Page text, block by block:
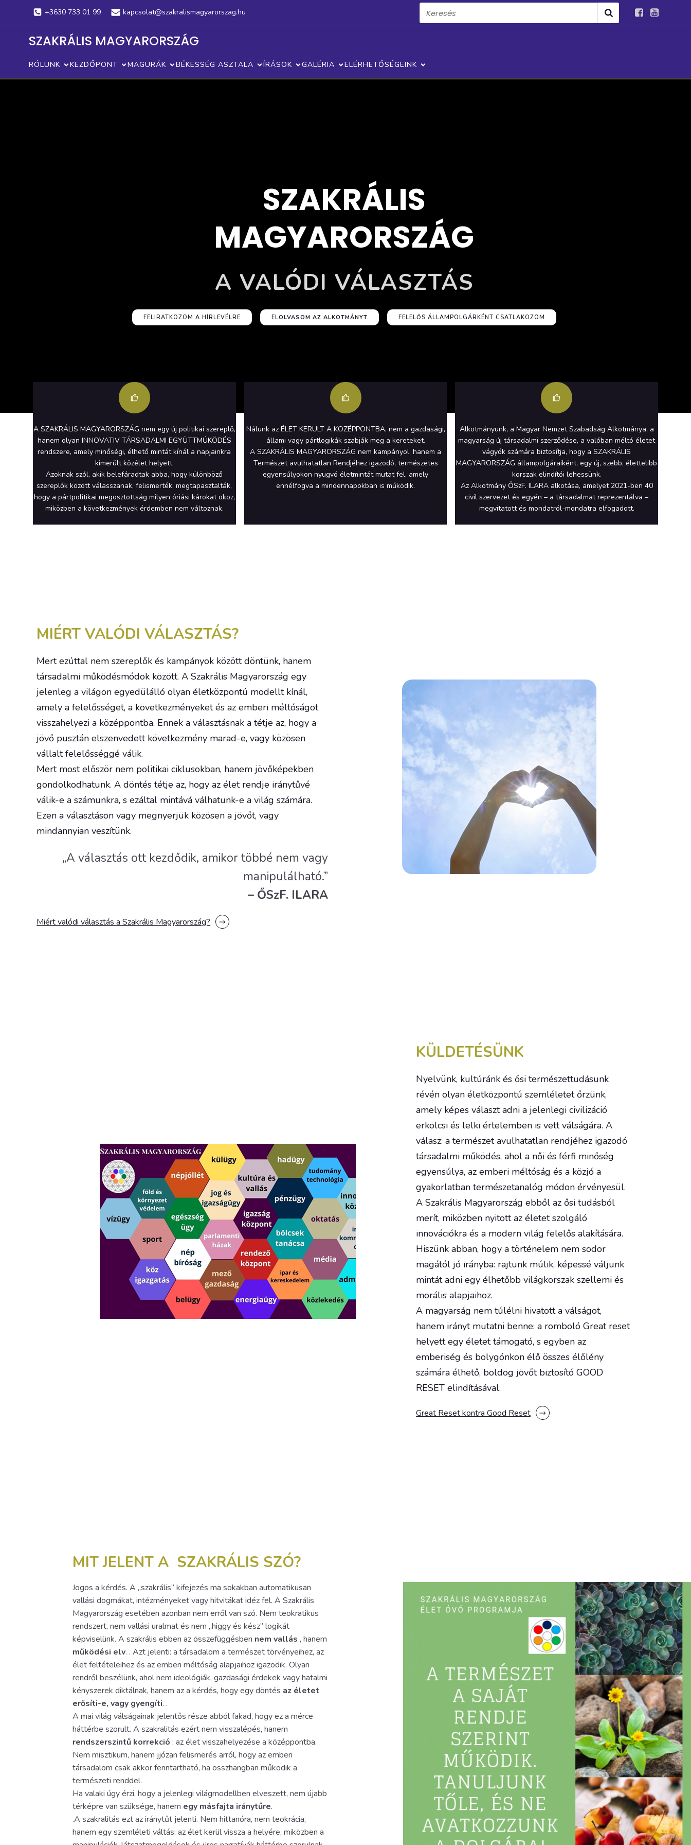
+3630 733 01 99 kapcsolat@szakralismagyarorszag.hu
SZAKRÁLIS MAGYARORSZÁG
RÓLUNK KEZDŐPONT MAGURÁK BÉKESSÉG ASZTALA ÍRÁSOK GALÉRIA ELÉRHETŐSÉGEINK
SZAKRÁLIS
MAGYARORSZÁG
A VALÓDI VÁLASZTÁS
FELIRATKOZOM A HÍRLEVÉLRE ELOLVASOM AZ ALKOTMÁNYT FELELŐS ÁLLAMPOLGÁRKÉNT CSATLAKOZOM
A SZAKRÁLIS MAGYARORSZÁG nem egy új politikai szereplő,
hanem olyan INNOVATIV TÁRSADALMI EGYÜTTMÚKÖDÉS
rendszere, amely minőségi, élhető mintát kínál a napjainkra
kimerült közélet helyett.
Azoknak szól, akik belefáradtak abba, hogy különböző
szereplők között válasszanak, felismerték, megtapasztalták,
hogy a pártpolitikai megosztottság milyen óriási károkat okoz,
miközben a következmények érdemben nem változnak.
Nálunk az ÉLET KERÜLT A KÖZÉPPONTBA, nem a gazdasági,
állami vagy pártlogikák szabják meg a kereteket.
A SZAKRÁLIS MAGYARORSZÁG nem kampányol, hanem a
Természet avulhatatlan Rendjéhez igazodó, természetes
egyensúlyokon nyugvó életmintát mutat fel, amely
ennélfogva a mindennapokban is működik.
Alkotmányunk, a Magyar Nemzet Szabadság Alkotmánya, a
magyarság új társadalmi szerződése, a valóban méltó életet
vágyók számára biztosítja, hogy a SZAKRÁLIS
MAGYARORSZÁG állampolgáraiként, egy új, szebb, élettelibb
korszak elindítói lehessünk.
Az Alkotmány ŐSzF. ILARA alkotása, amelyet 2021-ben 40
civil szervezet és egyén – a társadalmat reprezentálva –
megvitatott és mondatról-mondatra elfogadott.
MIÉRT VALÓDI VÁLASZTÁS?
Mert ezúttal nem szereplők és kampányok között döntünk, hanem
társadalmi működésmódok között. A Szakrális Magyarország egy
jelenleg a világon egyedülálló olyan életközpontú modellt kínál,
amely a felelősséget, a következményeket és az emberi méltóságot
visszahelyezi a középpontba. Ennek a választásnak a tétje az, hogy a
jövő pusztán elszenvedett következmény marad-e, vagy közösen
vállalt felelősséggé válik.
Mert most először nem politikai ciklusokban, hanem jövőképekben
gondolkodhatunk. A döntés tétje az, hogy az élet rendje iránytűvé
válik-e a számunkra, s ezáltal mintává válhatunk-e a világ számára.
Ezen a választáson vagy megnyerjük közösen a jövőt, vagy
mindannyian veszítünk.
„A választás ott kezdődik, amikor többé nem vagy
manipulálható.”
– ŐSzF. ILARA
Miért valódi választás a Szakrális Magyarország?
KÜLDETÉSÜNK
Nyelvünk, kultúránk és ősi természettudásunk
révén olyan életközpontú szemléletet őrzünk,
amely képes választ adni a jelenlegi civilizáció
erkölcsi és lelki értelemben is vett válságára. A
válasz: a természet avulhatatlan rendjéhez igazodó
társadalmi működés, ahol a női és férfi minőség
egyensúlya, az emberi méltóság és a közjó a
gyakorlatban természetanalóg módon érvényesül.
A Szakrális Magyarország ebből az ősi tudásból
merít, miközben nyitott az életet szolgáló
innovációkra és a modern világ felelős alakítására.
Hiszünk abban, hogy a történelem nem sodor
magától jó irányba: rajtunk múlik, képessé váljunk
mintát adni egy élhetőbb világkorszak szellemi és
morális alapjaihoz.
A magyarság nem túlélni hivatott a válságot,
hanem irányt mutatni benne: a romboló Great reset
helyett egy életet támogató, s egyben az
emberiség és bolygónkon élő összes élőlény
számára élhető, boldog jövőt biztosító GOOD
RESET elindításával.
Great Reset kontra Good Reset
MIT JELENT A SZAKRÁLIS SZÓ?
Jogos a kérdés. A „szakrális” kifejezés ma sokakban automatikusan
vallási dogmákat, intézményeket vagy hitvitákat idéz fel. A Szakrális
Magyarország esetében azonban nem erről van szó. Nem teokratikus
rendszert, nem vallási uralmat és nem „higgy és kész” logikát
képviselünk. A szakrális ebben az összefüggésben nem vallás , hanem
működési elv. . Azt jelenti: a társadalom a természet törvényeihez, az
élet feltételeihez és az emberi méltóság alapjaihoz igazodik. Olyan
rendről beszélünk, ahol nem ideológiák, gazdasági érdekek vagy hatalmi
kényszerek diktálnak, hanem az a kérdés, hogy egy döntés az életet
erősíti-e, vagy gyengíti. .
A mai világ válságainak jelentős része abból fakad, hogy ez a mérce
háttérbe szorult. A szakralitás ezért nem visszalépés, hanem
rendszerszintű korrekció : az élet visszahelyezése a középpontba.
Nem misztikum, hanem jjózan felismerés arról, hogy az emberi
társadalom csak akkor fenntartható, ha összhangban működik a
természeti renddel.
Ha valaki úgy érzi, hogy a jelenlegi világmodellben elveszett, nem újabb
térképre van szüksége, hanem egy másfajta iránytűre.
.A szakralitás ezt az iránytűt jelenti. Nem hittanóra, nem teokrácia,
hanem egy szemléleti váltás: az élet kerül vissza a helyére, miközben a